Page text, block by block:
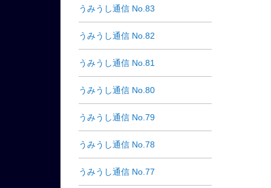
うみうし通信 No.83
うみうし通信 No.82
うみうし通信 No.81
うみうし通信 No.80
うみうし通信 No.79
うみうし通信 No.78
うみうし通信 No.77